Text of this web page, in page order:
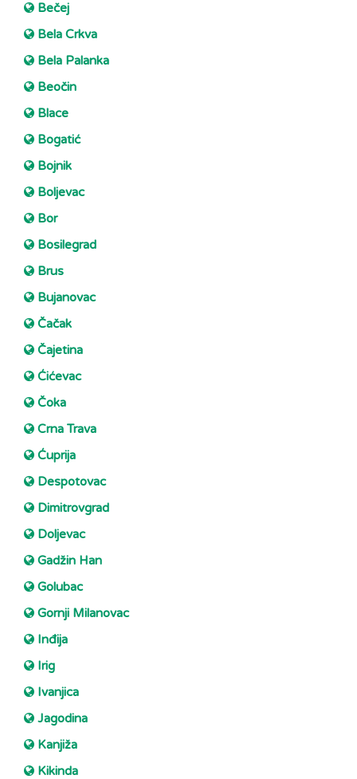
Bečej
Bela Crkva
Bela Palanka
Beočin
Blace
Bogatić
Bojnik
Boljevac
Bor
Bosilegrad
Brus
Bujanovac
Čačak
Čajetina
Ćićevac
Čoka
Crna Trava
Ćuprija
Despotovac
Dimitrovgrad
Doljevac
Gadžin Han
Golubac
Gornji Milanovac
Inđija
Irig
Ivanjica
Jagodina
Kanjiža
Kikinda